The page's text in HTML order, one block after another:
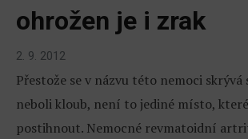
ohrožen je i zrak
2. 9. 2012
Přestože se v názvu této nemoci skrývá
neboli kloub, není to jediné místo,
postihnout. Nemocné revmatoidní